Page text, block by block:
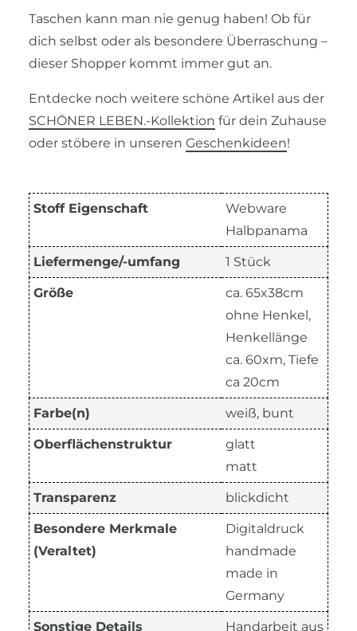
Taschen kann man nie genug haben! Ob für
dich selbst oder als besondere Überraschung –
dieser Shopper kommt immer gut an.
Entdecke noch weitere schöne Artikel aus der
SCHÖNER LEBEN.-Kollektion für dein Zuhause
oder stöbere in unseren Geschenkideen!
Stoff Eigenschaft
Webware
Halbpanama
Liefermenge/-umfang 1 Stück
Größe
ca. 65x38cm
ohne Henkel,
Henkellänge
ca. 60xm, Tiefe
ca 20cm
Farbe(n) weiß, bunt
Oberflächenstruktur
glatt
matt
Transparenz blickdicht
Besondere Merkmale
(Veraltet)
Digitaldruck
handmade
made in
Germany
Sonstige Details Handarbeit aus